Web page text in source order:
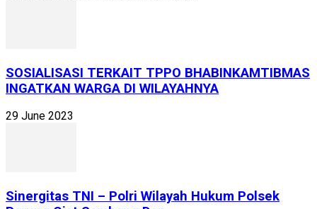
SOSIALISASI TERKAIT TPPO BHABINKAMTIBMAS
INGATKAN WARGA DI WILAYAHNYA
29 June 2023
Sinergitas TNI – Polri Wilayah Hukum Polsek